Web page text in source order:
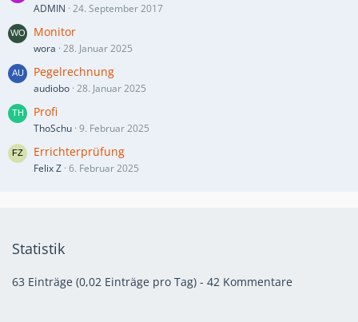
ADMIN 24. September 2017
Monitor
wora 28. Januar 2025
Pegelrechnung
audiobo 28. Januar 2025
Profi
ThoSchu 9. Februar 2025
Errichterprüfung
Felix Z 6. Februar 2025
Statistik
63 Einträge (0,02 Einträge pro Tag) - 42 Kommentare